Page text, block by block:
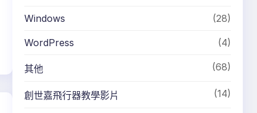
Windows (28)
WordPress (4)
其他 (68)
創世嘉飛行器教學影片 (14)